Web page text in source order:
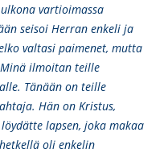
vartioimassa
seisoi Herran enkeli ja
valtasi paimenet, mutta
ilmoitan teille
Tänään on teille
Hän on Kristus,
lapsen, joka makaa
oli enkelin